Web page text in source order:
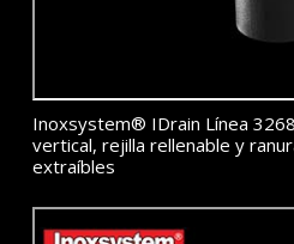
Inoxsystem® IDrain Línea
vertical, rejilla rellenable y
extraíbles